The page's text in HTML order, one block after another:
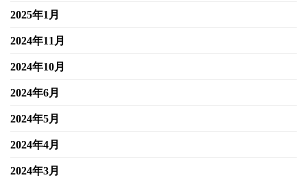
2025年1月
2024年11月
2024年10月
2024年6月
2024年5月
2024年4月
2024年3月